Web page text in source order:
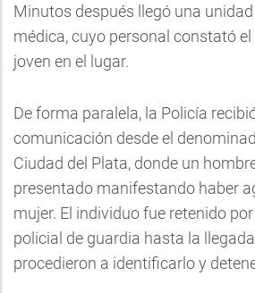
Minutos después llegó una
médica, cuyo personal constató
joven en el lugar.
De forma paralela, la Policía
comunicación desde el
Ciudad del Plata, donde un
presentado manifestando haber
mujer. El individuo fue retenido
policial de guardia hasta la
procedieron a identificarlo y